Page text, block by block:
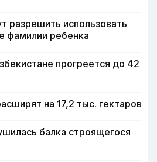
разрешить использовать
фамилии ребенка
прогреется до 42
на 17,2 тыс. гектаров
балка строящегося